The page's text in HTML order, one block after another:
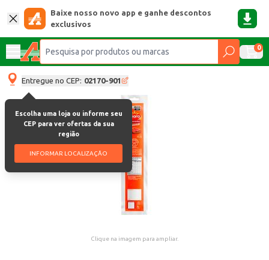
Baixe nosso novo app e ganhe descontos
exclusivos
0
Entregue no CEP: 02170-901
Escolha uma loja ou informe seu
CEP para ver ofertas da sua
região
INFORMAR LOCALIZAÇÃO
Clique na imagem para ampliar.